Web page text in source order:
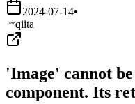
2024-07-14•
qiita
'Image' cannot be
component. Its